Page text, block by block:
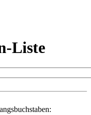
Liste